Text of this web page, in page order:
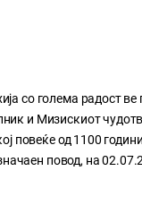
со голема радост ве
и Мизискиот
повеќе од 1100
повод, на